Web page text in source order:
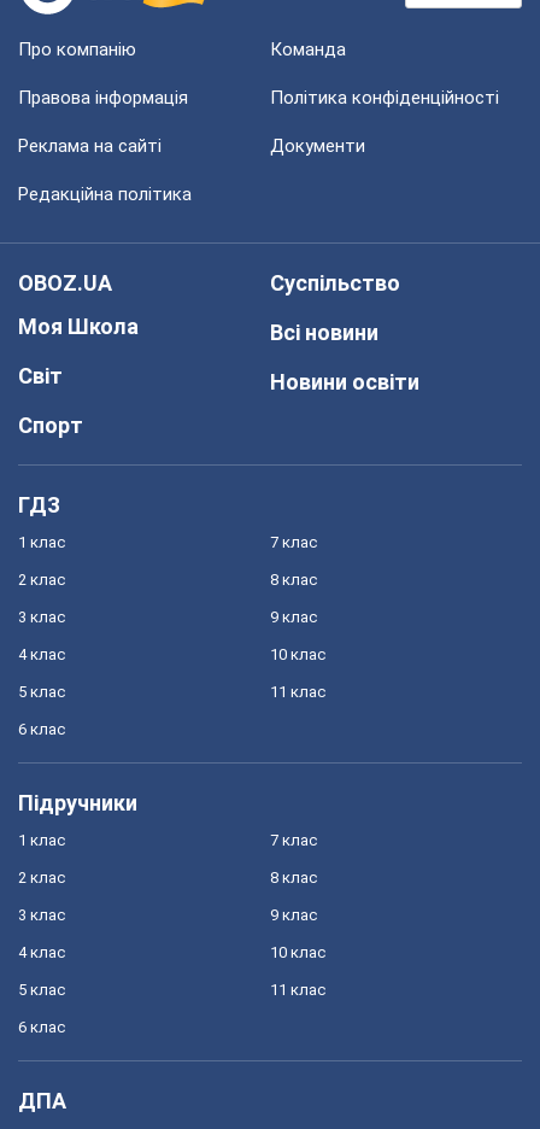
Про компанію Команда
Правова інформація Політика конфіденційності
Реклама на сайті Документи
Редакційна політика
OBOZ.UA
Моя Школа
Світ
Спорт
Суспільство
Всі новини
Новини освіти
ГДЗ
1 клас
2 клас
3 клас
4 клас
5 клас
6 клас
7 клас
8 клас
9 клас
10 клас
11 клас
Підручники
1 клас
2 клас
3 клас
4 клас
5 клас
6 клас
7 клас
8 клас
9 клас
10 клас
11 клас
ДПА